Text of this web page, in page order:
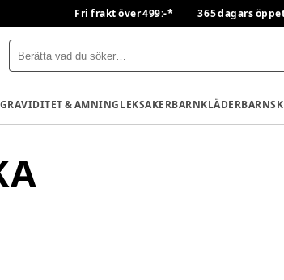
Fri frakt över 499:-* 365 dagars
GRAVIDITET & AMNINGLEKSAKERBARNKLÄDER